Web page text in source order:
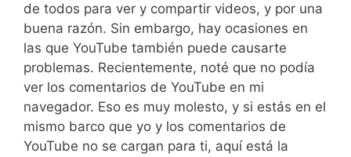
de todos para ver y compartir videos, y por una
buena razón. Sin embargo, hay ocasiones en
las que YouTube también puede causarte
problemas. Recientemente, noté que no podía
ver los comentarios de YouTube en mi
navegador. Eso es muy molesto, y si estás en el
mismo barco que yo y los comentarios de
YouTube no se cargan para ti, aquí está la